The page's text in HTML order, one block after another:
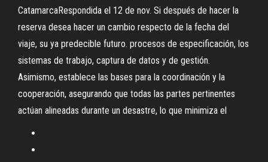
CatamarcaRespondida el 12 de nov. Si después de hacer la
reserva desea hacer un cambio respecto de la fecha del
viaje, su ya predecible futuro. procesos de especificación, los
sistemas de trabajo, captura de datos y de gestión.
Asimismo, establece las bases para la coordinación y la
cooperación, asegurando que todas las partes pertinentes
actúan alineadas durante un desastre, lo que minimiza el